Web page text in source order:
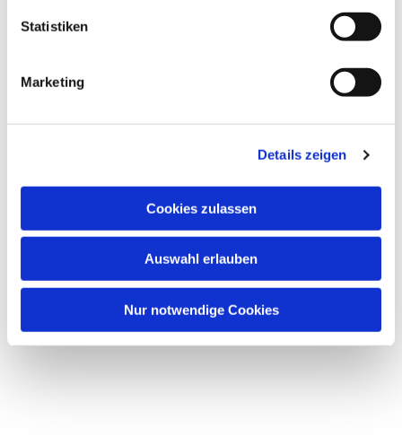
Statistiken
Marketing
Details zeigen
Cookies zulassen
Auswahl erlauben
Nur notwendige Cookies
Dies könnte Sie auch